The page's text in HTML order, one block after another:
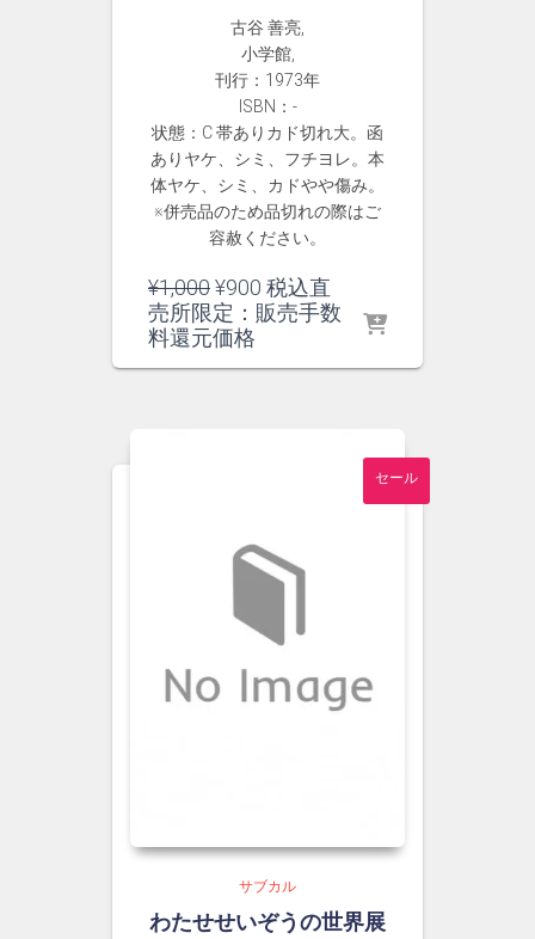
古谷 善亮,
小学館,
刊行：1973年
ISBN：-
状態：C 帯ありカド切れ大。函
ありヤケ、シミ、フチヨレ。本
体ヤケ、シミ、カドやや傷み。
※併売品のため品切れの際はご
容赦ください。
¥1,000元
の
価
¥900 現
在
税込直
売所限定：販売手数
料還元価格
セール
サブカル
わたせせいぞうの世界展